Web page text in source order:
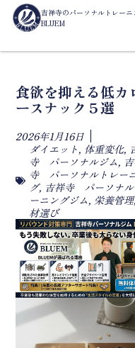
吉祥寺のパーソナルトレーニ
BLUEM
食欲を抑える低カ
ースナック５選
2026年1月16日
ダイエット, 体重変化,
寺 パーソナルジム,
寺 パーソナルトレー
グ, 吉祥寺 パーソナ
ーニングジム, 栄養管理,
材選び